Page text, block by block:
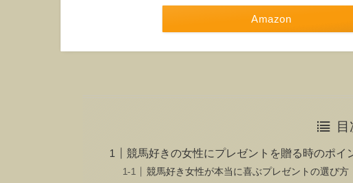
Amazon
目
競馬好きの女性にプレゼントを贈る時のポイ
競馬好き女性が本当に喜ぶプレゼントの選び方